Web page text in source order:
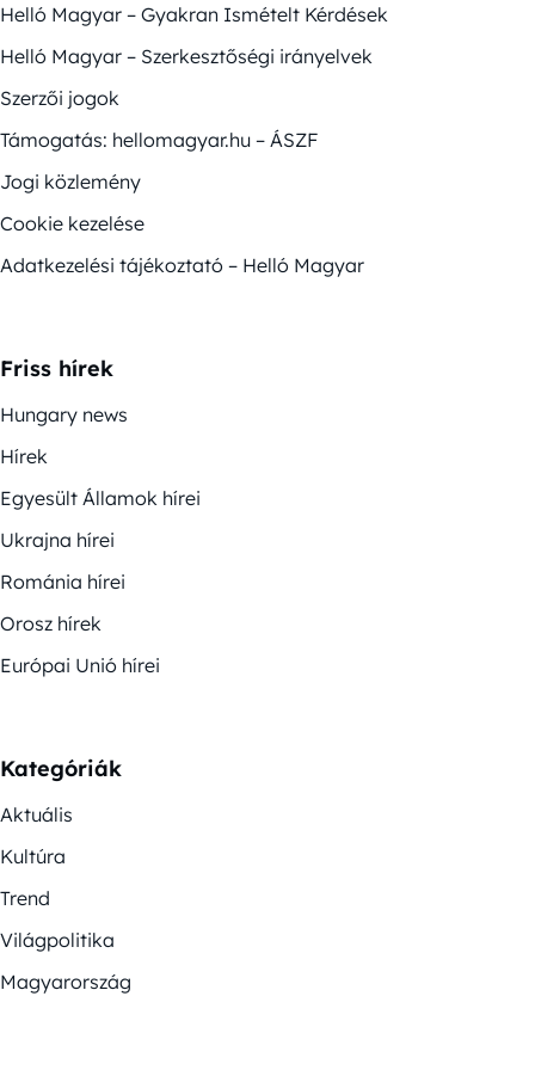
Helló Magyar – Gyakran Ismételt Kérdések
Helló Magyar – Szerkesztőségi irányelvek
Szerzői jogok
Támogatás: hellomagyar.hu – ÁSZF
Jogi közlemény
Cookie kezelése
Adatkezelési tájékoztató – Helló Magyar
Friss hírek
Hungary news
Hírek
Egyesült Államok hírei
Ukrajna hírei
Románia hírei
Orosz hírek
Európai Unió hírei
Kategóriák
Aktuális
Kultúra
Trend
Világpolitika
Magyarország